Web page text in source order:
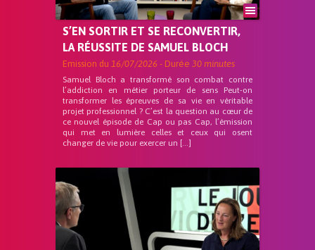
S’EN SORTIR ET SE RECONVERTIR,
LA RÉUSSITE DE SAMUEL BLOCH
Emission du 16/07/2026 - Durée 30 minutes
Samuel Bloch a transformé son combat contre
l’addiction en métier porteur de sens Peut-on
transformer les épreuves de sa vie en véritable
projet professionnel ? C’est la question au cœur de
ce nouvel épisode de Cap ou pas Cap, l’émission
qui met en lumière celles et ceux qui osent
changer de vie pour exercer un […]